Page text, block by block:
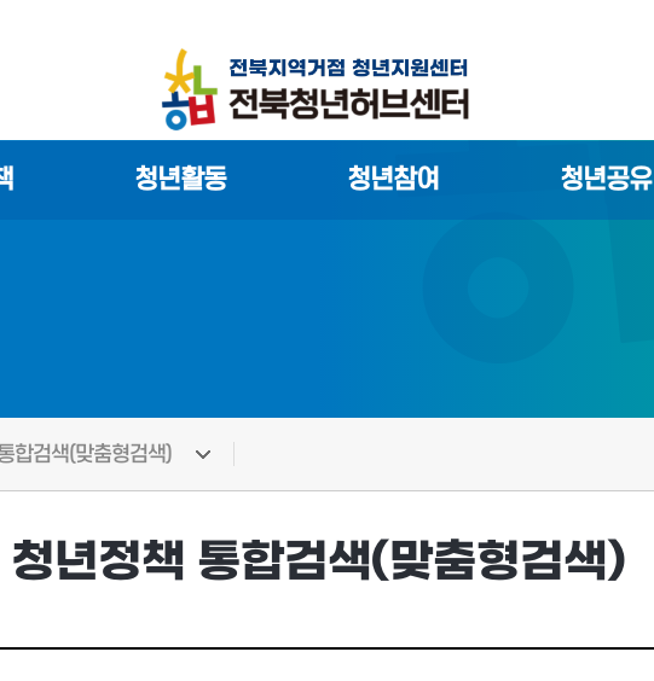
청년활동 청년참여 청년공유
합검색(맞춤형검색)
청년정책 통합검색(맞춤형검색)